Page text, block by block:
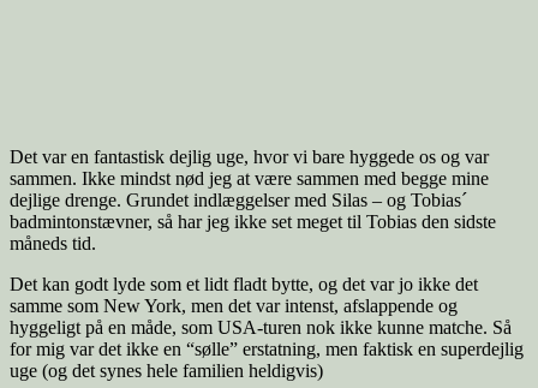
Det var en fantastisk dejlig uge, hvor vi bare hyggede os og var
sammen. Ikke mindst nød jeg at være sammen med begge mine
dejlige drenge. Grundet indlæggelser med Silas – og Tobias´
badmintonstævner, så har jeg ikke set meget til Tobias den sidste
måneds tid.
Det kan godt lyde som et lidt fladt bytte, og det var jo ikke det
samme som New York, men det var intenst, afslappende og
hyggeligt på en måde, som USA-turen nok ikke kunne matche. Så
for mig var det ikke en “sølle” erstatning, men faktisk en superdejlig
uge (og det synes hele familien heldigvis)